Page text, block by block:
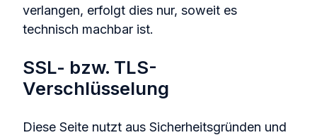
verlangen, erfolgt dies nur, soweit es
technisch machbar ist.
SSL- bzw. TLS-
Verschlüsselung
Diese Seite nutzt aus Sicherheitsgründen und